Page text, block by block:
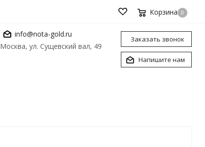
Корзина 0
info@nota-gold.ru
Москва, ул. Сущевский вал, 49
Заказать звонок
Напишите нам